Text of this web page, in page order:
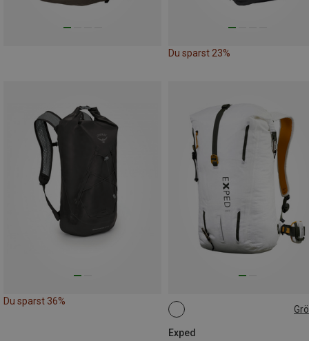
Du sparst 23%
Du sparst 36%
Exped
45L | M